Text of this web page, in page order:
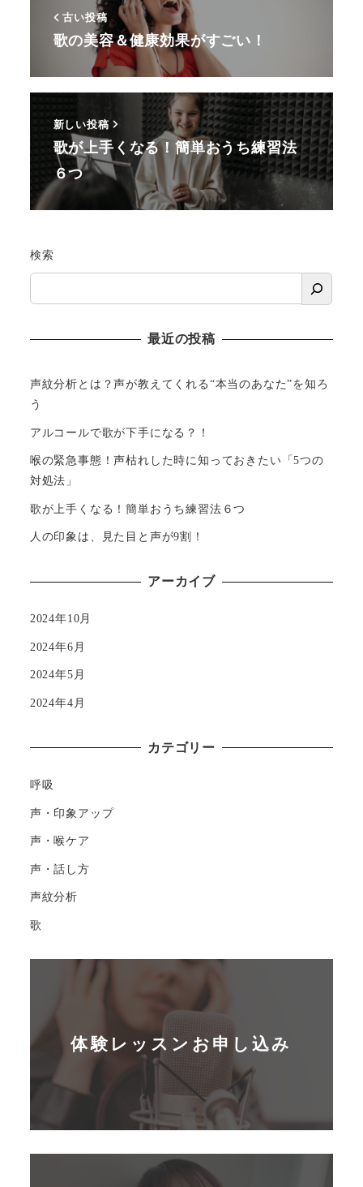
古い投稿
歌の美容＆健康効果がすごい！
新しい投稿
歌が上手くなる！簡単おうち練習法
６つ
検索
最近の投稿
声紋分析とは？声が教えてくれる“本当のあなた”を知ろ
う
アルコールで歌が下手になる？！
喉の緊急事態！声枯れした時に知っておきたい「5つの
対処法」
歌が上手くなる！簡単おうち練習法６つ
人の印象は、見た目と声が9割！
アーカイブ
2024年10月
2024年6月
2024年5月
2024年4月
カテゴリー
呼吸
声・印象アップ
声・喉ケア
声・話し方
声紋分析
歌
体験レッスンお申し込み